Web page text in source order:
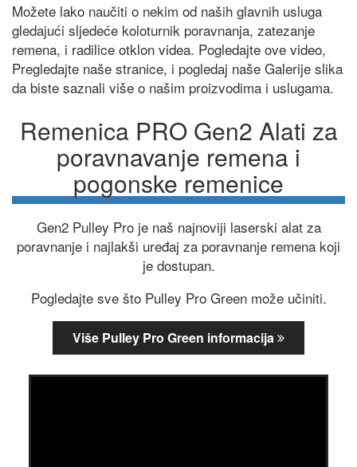
Možete lako naučiti o nekim od naših glavnih usluga
gledajući sljedeće koloturnik poravnanja, zatezanje
remena, i radilice otklon videa. Pogledajte ove video,
Pregledajte naše stranice, i pogledaj naše Galerije slika
da biste saznali više o našim proizvodima i uslugama.
Remenica PRO Gen2 Alati za
poravnavanje remena i
pogonske remenice
Gen2 Pulley Pro je naš najnoviji laserski alat za
poravnanje i najlakši uređaj za poravnanje remena koji
je dostupan.
Pogledajte sve što Pulley Pro Green može učiniti.
Više Pulley Pro Green informacija